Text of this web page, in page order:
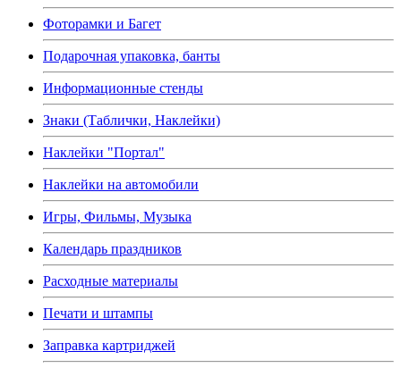
Фоторамки и Багет
Подарочная упаковка, банты
Информационные стенды
Знаки (Таблички, Наклейки)
Наклейки "Портал"
Наклейки на автомобили
Игры, Фильмы, Музыка
Календарь праздников
Расходные материалы
Печати и штампы
Заправка картриджей